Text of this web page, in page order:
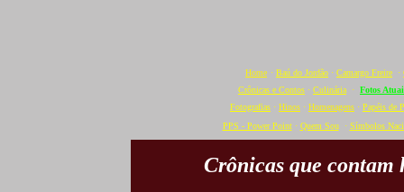
Home · Baú do Jordão · Camargo Freire ·
Crônicas e Contos · Culinária · Fotos
Fotografias · Hinos · Homenagens · Papéis de
PPS - Power Point· Quem Sou· Símbolos
Crônicas que contam